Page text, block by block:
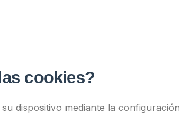
cookies?
dispositivo mediante la